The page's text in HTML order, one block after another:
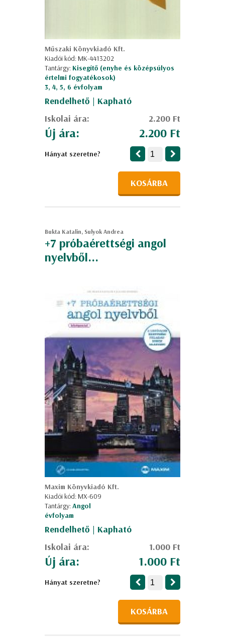
Műszaki Könyvkiadó Kft.
Kiadói kód: MK-4413202
Tantárgy: Kisegítő (enyhe és középsúlyos
értelmi fogyatékosok)
3, 4, 5, 6 évfolyam
Rendelhető | Kapható
Iskolai ára:
2.200 Ft
Új ára: 2.200 Ft
Hányat szeretne?
KOSÁRBA
Bukta Katalin, Sulyok Andrea
+7 próbaérettségi angol
nyelvből...
Maxim Könyvkiadó Kft.
Kiadói kód: MX-609
Tantárgy:Angol
évfolyam
Rendelhető | Kapható
Iskolai ára:
1.000 Ft
Új ára: 1.000 Ft
Hányat szeretne?
KOSÁRBA